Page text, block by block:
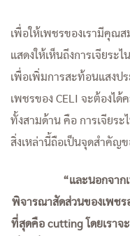
เพื่อให้เพชรของเรามีคุณ
แสดงให้เห็นถึงการเจียร
เพื่อเพิ่มการสะท้อนแสงป
เพชรของ CELI จะต้องไ
ทั้งสามด้าน คือ การเจียร
สิ่งเหล่านี้ถือเป็นจุดสำคัญข
“และนอกจากเพชรต้
พิจารณาสัดส่วนของเพชร
ที่สุดคือ cutting โดยเราจ